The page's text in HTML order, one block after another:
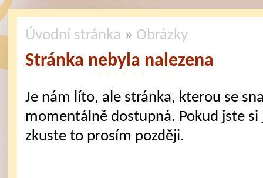
Úvodní stránka » Obrázky
Stránka nebyla nalezena
Je nám líto, ale stránka, kterou se
momentálně dostupná. Pokud jste
zkuste to prosím později.